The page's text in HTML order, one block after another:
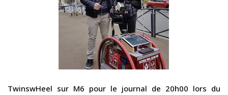
TwinswHeel sur M6 pour le journal de 20h00 lors du